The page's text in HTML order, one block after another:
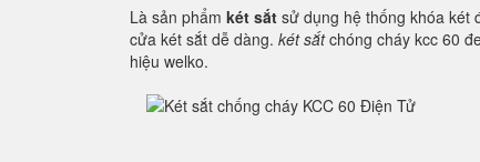
Là sản phẩm két sắt sử dụng hệ thống khóa két
cửa két sắt dễ dàng. két sắtchóng cháy kcc 60
hiệu welko.